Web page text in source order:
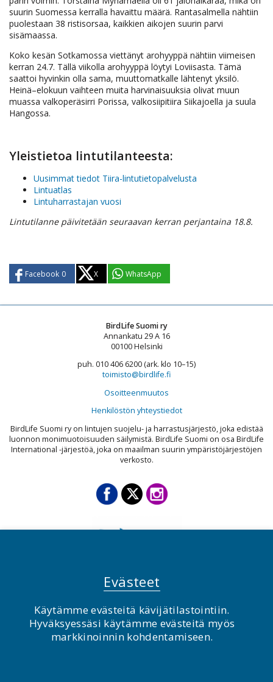
suurin Suomessa kerralla havaittu määrä. Rantasalmella nähtiin
puolestaan 38 ristisorsaa, kaikkien aikojen suurin parvi
sisämaassa.
Koko kesän Sotkamossa viettänyt arohyyppä nähtiin viimeisen
kerran 24.7. Tällä viikolla arohyyppä löytyi Loviisasta. Tämä
saattoi hyvinkin olla sama, muuttomatkalle lähtenyt yksilö.
Heinä–elokuun vaihteen muita harvinaisuuksia olivat muun
muassa valkoperäsirri Porissa, valkosiipitiira Siikajoella ja suula
Hangossa.
Yleistietoa lintutilanteesta:
Uusimmat tiedot Tiira-lintutietopalvelusta
Lintuatlas
Lintuharrastajan vuosi
Lintutilanne päivitetään seuraavan kerran perjantaina 18.8.
Facebook 0 X WhatsApp
BirdLife Suomi ry
Annankatu 29 A 16
00100 Helsinki
puh. 010 406 6200 (ark. klo 10–15)
toimisto@birdlife.fi
Osoitteenmuutos
Henkilöstön yhteystiedot
BirdLife Suomi ry on lintujen suojelu- ja harrastusjärjestö, joka edistää
luonnon monimuotoisuuden säilymistä. BirdLife Suomi on osa BirdLife
International -järjestöä, joka on maailman suurin ympäristöjärjestöjen
verkosto.
© BirdLife Suomi ry 2026
Evästeet
Käytämme evästeitä kävijätilastointiin.
Hyväksyessäsi käytämme evästeitä myös
markkinoinnin kohdentamiseen.